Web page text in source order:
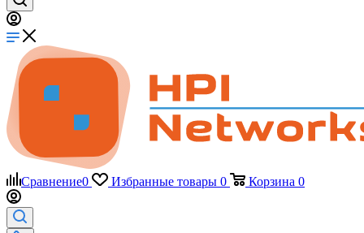
Сравнение0 Избранные товары 0 Корзина 0